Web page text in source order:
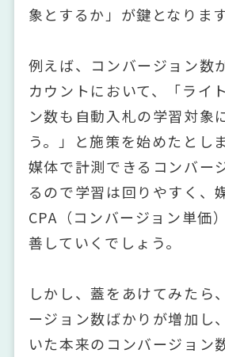
象とするか」が鍵となります
例えば、コンバージョン数
カウントにおいて、「ライ
ン数も自動入札の学習対象
う。」と施策を始めたとしま
媒体で計測できるコンバー
るので学習は回りやすく、
CPA（コンバージョン単価
善していくでしょう。
しかし、蓋をあけてみたら
ージョン数ばかりが増加し
いた本来のコンバージョン